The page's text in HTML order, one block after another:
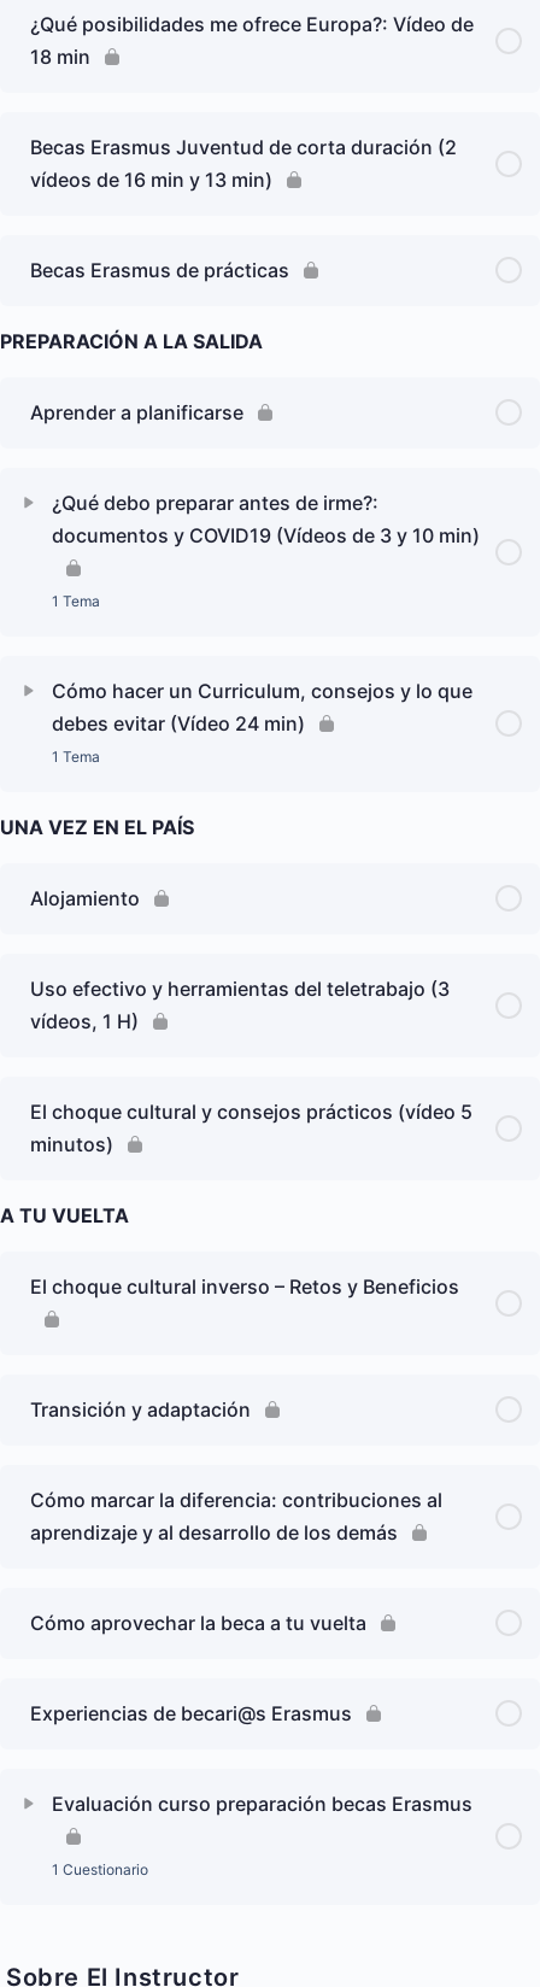
¿Qué posibilidades me ofrece Europa?: Vídeo de
18 min
Becas Erasmus Juventud de corta duración (2
vídeos de 16 min y 13 min)
Becas Erasmus de prácticas
PREPARACIÓN A LA SALIDA
Aprender a planificarse
¿Qué debo preparar antes de irme?:
documentos y COVID19 (Vídeos de 3 y 10 min)
1 Tema
Cómo hacer un Curriculum, consejos y lo que
debes evitar (Vídeo 24 min)
1 Tema
UNA VEZ EN EL PAÍS
Alojamiento
Uso efectivo y herramientas del teletrabajo (3
vídeos, 1 H)
El choque cultural y consejos prácticos (vídeo 5
minutos)
A TU VUELTA
El choque cultural inverso – Retos y Beneficios
Transición y adaptación
Cómo marcar la diferencia: contribuciones al
aprendizaje y al desarrollo de los demás
Cómo aprovechar la beca a tu vuelta
Experiencias de becari@s Erasmus
Evaluación curso preparación becas Erasmus
1 Cuestionario
Sobre El Instructor